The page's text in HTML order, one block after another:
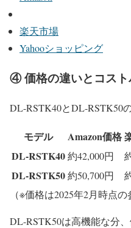
楽天市場
Yahooショッピング
④ 価格の違いとコスト
DL-RSTK40とDL-RSTK50
モデル Amazon価格
DL-RSTK40約42,000円
DL-RSTK50約50,700円
（※価格は2025年2月時点の
DL-RSTK50は高機能な分